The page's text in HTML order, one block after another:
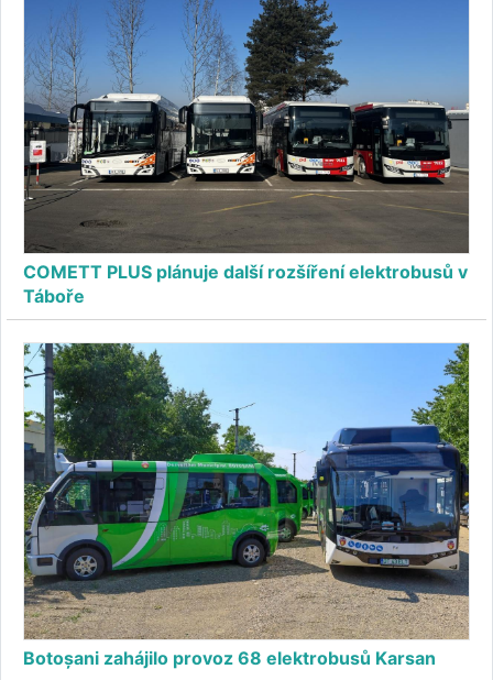
COMETT PLUS plánuje další rozšíření elektrobusů v
Táboře
Botoșani zahájilo provoz 68 elektrobusů Karsan